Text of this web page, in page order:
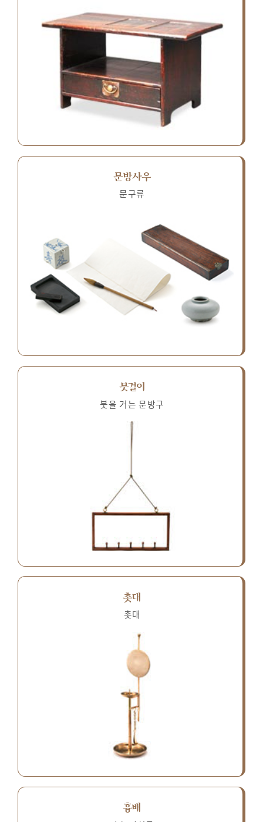
문방사우
문구류
붓걸이
붓을 거는 문방구
촛대
촛대
흉배